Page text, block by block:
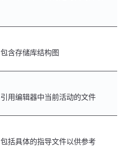
包含存储库结构图
引用编辑器中当前活动的文件
包括具体的指导文件以供参考